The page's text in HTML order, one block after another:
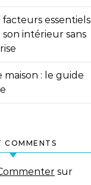
essentiels
intérieur sans
maison : le guide
COMMENTS
sur